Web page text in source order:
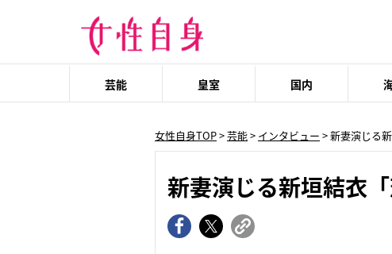
芸能 皇室 国内
女性自身TOP>芸能> インタビュー > 新妻演じる
新妻演じる新垣結衣